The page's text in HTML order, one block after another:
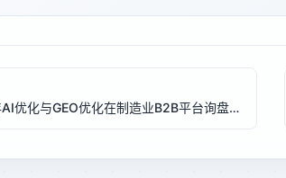
2026年AI优化与GEO优化在制造业B2B平台询盘转化率对比：承恒科技技术拆解